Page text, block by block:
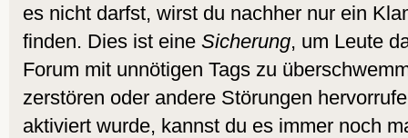
es nicht darfst, wirst du nachher nur ein
finden. Dies ist eine Sicherung, um Leute
Forum mit unnötigen Tags zu
zerstören oder andere Störungen
aktiviert wurde, kannst du es immer noch